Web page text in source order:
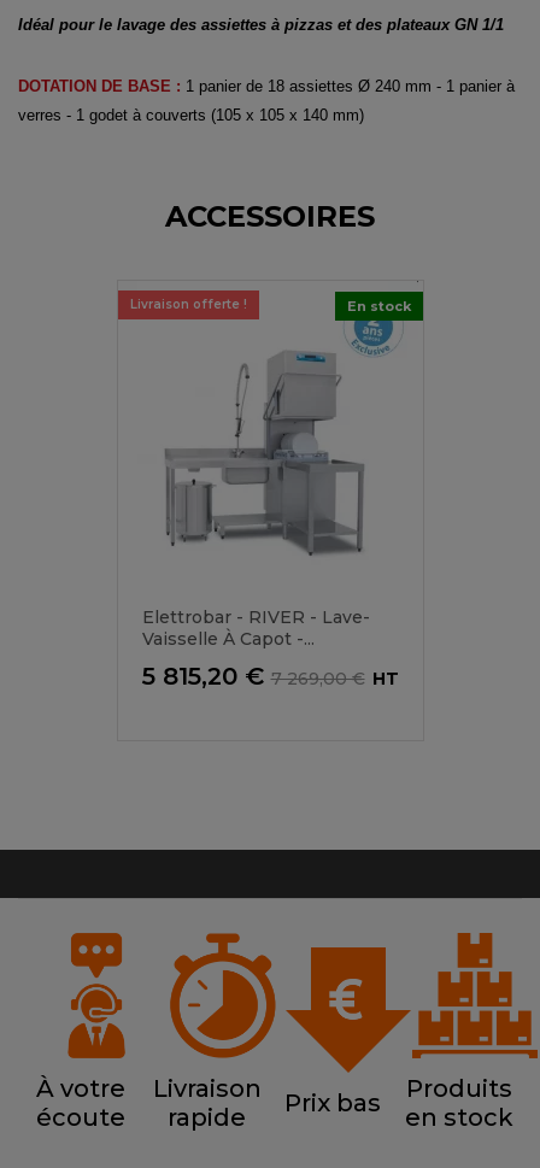
Idéal pour le lavage des assiettes à pizzas et des plateaux GN 1/1
DOTATION DE BASE : 1 panier de 18 assiettes Ø 240 mm - 1 panier à
verres - 1 godet à couverts (105 x 105 x 140 mm)
ACCESSOIRES
Elettrobar - RIVER - Lave-
Vaisselle À Capot -...
Prix
5 815,20 €Prix
7 269,00 € HT
Livraison offerte ! En stock
À votre
écoute
Livraison
rapide
Prix bas
Produits
en stock